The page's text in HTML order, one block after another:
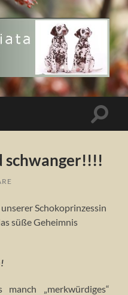
schwanger!!!!
Schokoprinzessin
süße Geheimnis
„merkwürdiges“